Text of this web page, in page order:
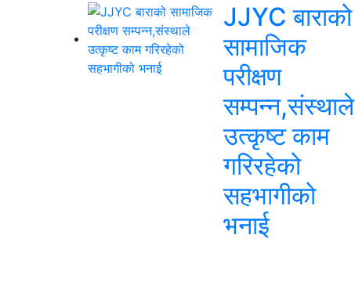
JJYC बाराको
सामाजिक
परीक्षण
सम्पन्न,संस्थाले
उत्कृष्ट काम
गरिरहेको
सहभागीको
भनाई